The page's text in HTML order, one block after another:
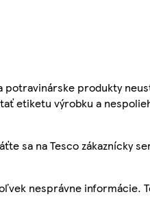
produkty
etiketu výrobku a
sa na Tesco zákaznícky
nesprávne informácie.